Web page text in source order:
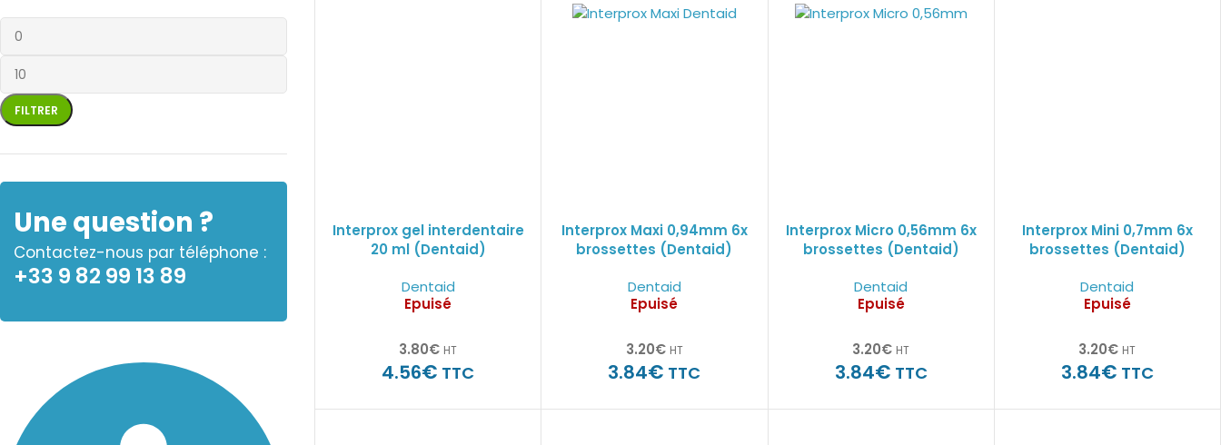
FILTRER
Une question ?
Contactez-nous par téléphone :
+33 9 82 99 13 89
Interprox gel interdentaire
20 ml (Dentaid)
Dentaid
Epuisé
3.80€ HT
4.56€ TTC
Interprox Maxi 0,94mm 6x
brossettes (Dentaid)
Dentaid
Epuisé
3.20€ HT
3.84€ TTC
Interprox Micro 0,56mm 6x
brossettes (Dentaid)
Dentaid
Epuisé
3.20€ HT
3.84€ TTC
Interprox Mini 0,7mm 6x
brossettes (Dentaid)
Dentaid
Epuisé
3.20€ HT
3.84€ TTC